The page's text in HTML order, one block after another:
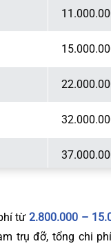
từ 2.800.000 –
trụ đỡ, tổng chi